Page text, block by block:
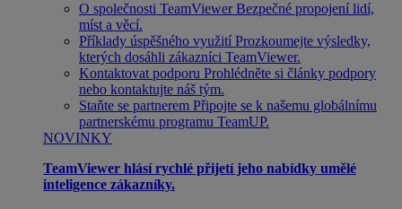
O společnosti TeamViewer Bezpečné propojení lidí,
míst a věcí.
Příklady úspěšného využití Prozkoumejte výsledky,
kterých dosáhli zákazníci TeamViewer.
Kontaktovat podporu Prohlédněte si články podpory
nebo kontaktujte náš tým.
Staňte se partnerem Připojte se k našemu globálnímu
partnerskému programu TeamUP.
NOVINKY
TeamViewer hlásí rychlé přijetí jeho nabídky umělé
inteligence zákazníky.